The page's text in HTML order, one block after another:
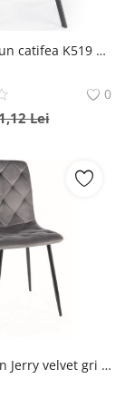
Halmar Scaun catifea K519 velvet negru
0
Lei
Signal Scaun Jerry velvet gri Blu14